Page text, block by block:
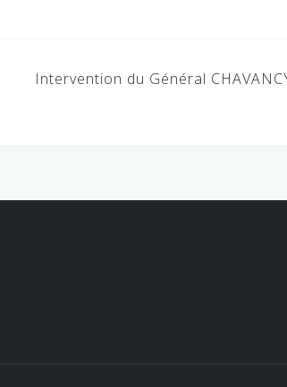
Intervention du Général